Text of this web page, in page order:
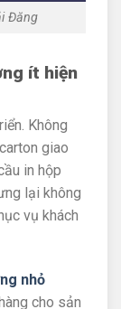
Đăng
ít hiện
Không
giao
in hộp
lại không
vụ khách
nhỏ
cho sản